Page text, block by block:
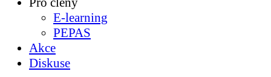
E-learning
PEPAS
Akce
Diskuse